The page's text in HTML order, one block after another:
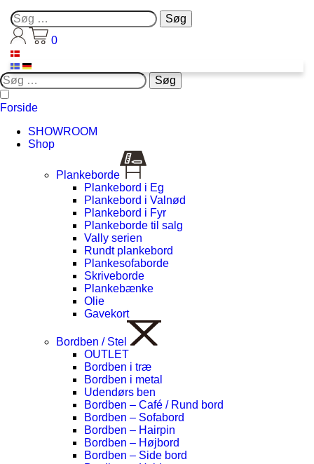
Søg
efter:
0
Søg
efter:
Forside
SHOWROOM
Shop
Plankeborde
Plankebord i Eg
Plankebord i Valnød
Plankebord i Fyr
Plankeborde til salg
Vally serien
Rundt plankebord
Plankesofaborde
Skriveborde
Plankebænke
Olie
Gavekort
Bordben / Stel
OUTLET
Bordben i træ
Bordben i metal
Udendørs ben
Bordben – Café / Rund bord
Bordben – Sofabord
Bordben – Hairpin
Bordben – Højbord
Bordben – Side bord